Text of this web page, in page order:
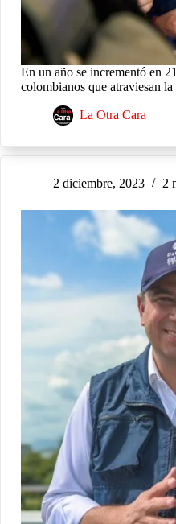
En un año se incrementó en
colombianos que atraviesan
La Otra Cara
2 diciembre, 2023 2